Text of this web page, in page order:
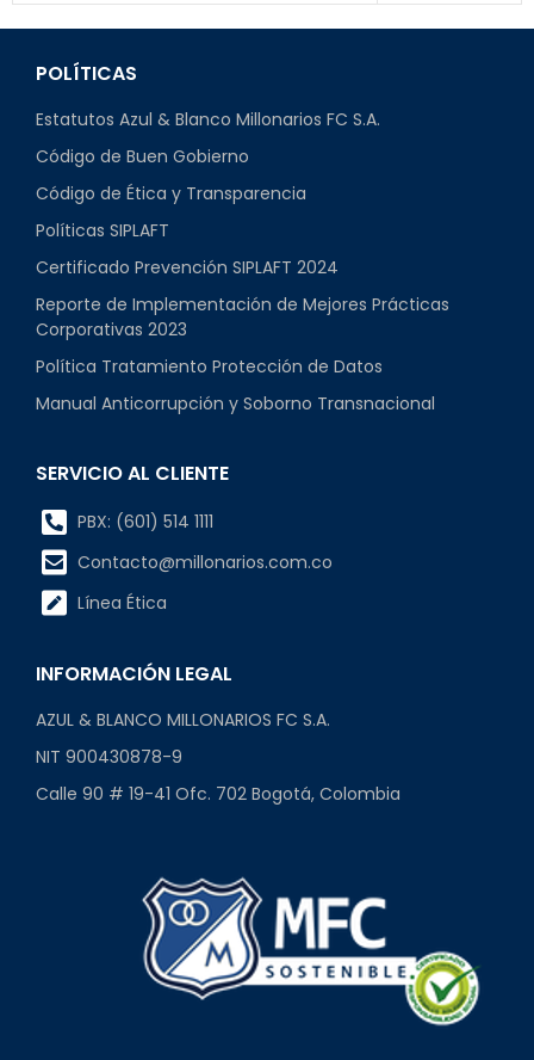
POLÍTICAS
Estatutos Azul & Blanco Millonarios FC S.A.
Código de Buen Gobierno
Código de Ética y Transparencia
Políticas SIPLAFT
Certificado Prevención SIPLAFT 2024
Reporte de Implementación de Mejores Prácticas
Corporativas 2023
Política Tratamiento Protección de Datos
Manual Anticorrupción y Soborno Transnacional
SERVICIO AL CLIENTE
PBX: (601) 514 1111
Contacto@millonarios.com.co
Línea Ética
INFORMACIÓN LEGAL
AZUL & BLANCO MILLONARIOS FC S.A.
NIT 900430878-9
Calle 90 # 19-41 Ofc. 702 Bogotá, Colombia